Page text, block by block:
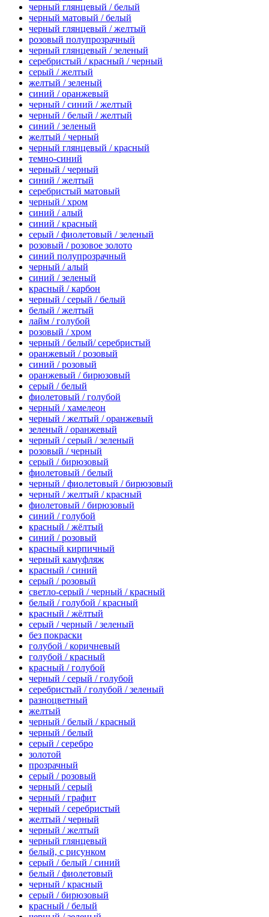
черный глянцевый / белый
черный матовый / белый
черный глянцевый / желтый
розовый полупрозрачный
черный глянцевый / зеленый
серебристый / красный / черный
серый / желтый
желтый / зеленый
синий / оранжевый
черный / синий / желтый
черный / белый / желтый
синий / зеленый
желтый / черный
черный глянцевый / красный
темно-синий
черный / черный
синий / желтый
серебристый матовый
черный / хром
синий / алый
синий / красный
серый / фиолетовый / зеленый
розовый / розовое золото
синий полупрозрачный
черный / алый
синий / зеленый
красный / карбон
черный / серый / белый
белый / желтый
лайм / голубой
розовый / хром
черный / белый/ серебристый
оранжевый / розовый
синий / розовый
оранжевый / бирюзовый
серый / белый
фиолетовый / голубой
черный / хамелеон
черный / желтый / оранжевый
зеленый / оранжевый
черный / серый / зеленый
розовый / черный
серый / бирюзовый
фиолетовый / белый
черный / фиолетовый / бирюзовый
черный / желтый / красный
фиолетовый / бирюзовый
синий / голубой
красный / жёлтый
синий / розовый
красный кирпичный
черный камуфляж
красный / синий
серый / розовый
светло-серый / черный / красный
белый / голубой / красный
красный / жёлтый
серый / черный / зеленый
без покраски
голубой / коричневый
голубой / красный
красный / голубой
черный / серый / голубой
серебристый / голубой / зеленый
разноцветный
желтый
черный / белый / красный
черный / белый
серый / серебро
золотой
прозрачный
серый / розовый
черный / серый
черный / графит
черный / серебристый
желтый / черный
черный / желтый
черный глянцевый
белый, с рисунком
серый / белый / синий
белый / фиолетовый
черный / красный
серый / бирюзовый
красный / белый